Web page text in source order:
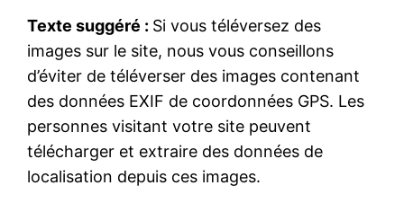
Texte suggéré : Si vous téléversez des
images sur le site, nous vous conseillons
d’éviter de téléverser des images contenant
des données EXIF de coordonnées GPS. Les
personnes visitant votre site peuvent
télécharger et extraire des données de
localisation depuis ces images.